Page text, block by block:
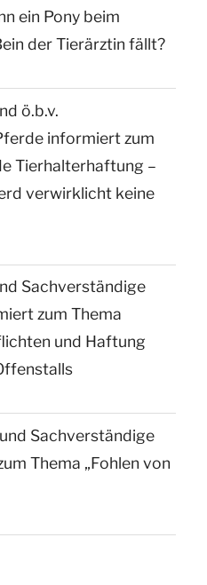
ein Pony beim
der Tierärztin fällt?
ö.b.v.
informiert zum
Tierhalterhaftung –
verwirklicht keine
Sachverständige
zum Thema
und Haftung
Sachverständige
Thema „Fohlen von